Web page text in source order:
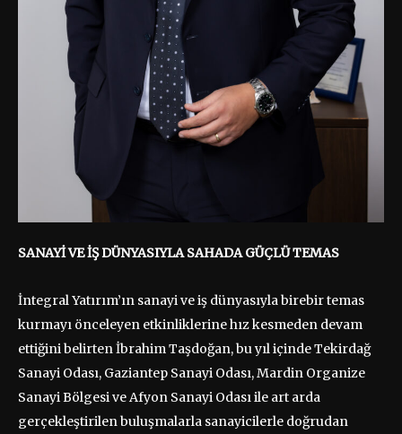
SANAYİ VE İŞ DÜNYASIYLA SAHADA GÜÇLÜ TEMAS
İntegral Yatırım’ın sanayi ve iş dünyasıyla birebir temas
kurmayı önceleyen etkinliklerine hız kesmeden devam
ettiğini belirten İbrahim Taşdoğan, bu yıl içinde Tekirdağ
Sanayi Odası, Gaziantep Sanayi Odası, Mardin Organize
Sanayi Bölgesi ve Afyon Sanayi Odası ile art arda
gerçekleştirilen buluşmalarla sanayicilerle doğrudan